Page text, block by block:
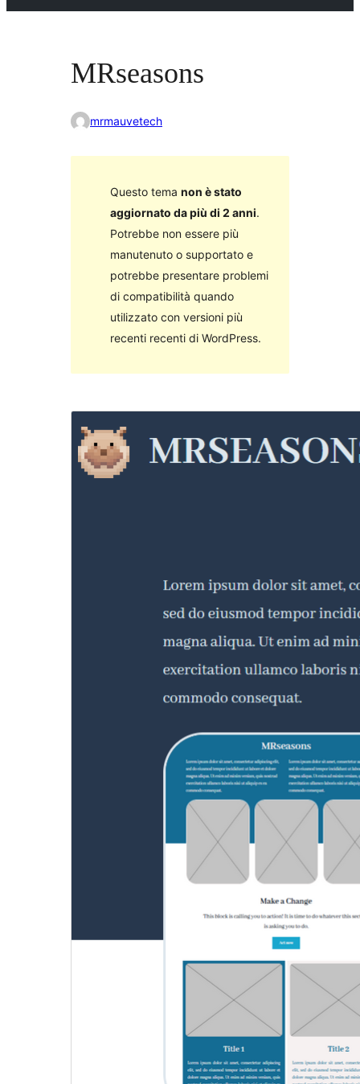
MRseasons
mrmauvetech
Questo tema non è stato
aggiornato da più di 2 anni.
Potrebbe non essere più
manutenuto o supportato e
potrebbe presentare problemi
di compatibilità quando
utilizzato con versioni più
recenti recenti di WordPress.